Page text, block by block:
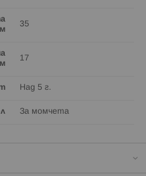
35
17
Над 5 г.
За момчета